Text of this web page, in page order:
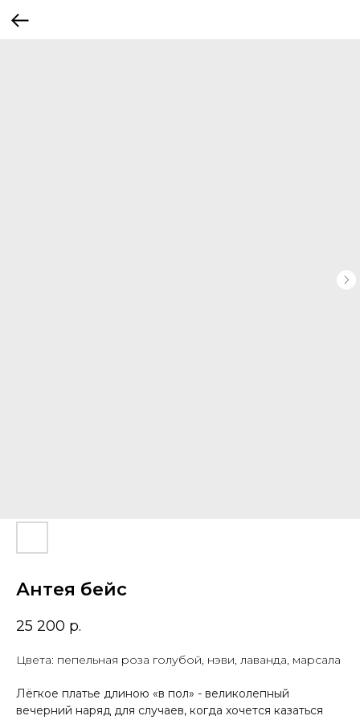
Антея бейс
25 200 р.
Цвета: пепельная роза голубой, нэви, лаванда, марсала
Лёгкое платье длиною «в пол» - великолепный
вечерний наряд для случаев, когда хочется казаться